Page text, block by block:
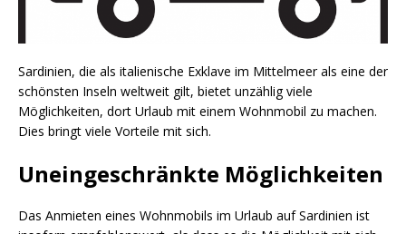
Sardinien, die als italienische Exklave im Mittelmeer als eine der
schönsten Inseln weltweit gilt, bietet unzählig viele
Möglichkeiten, dort Urlaub mit einem Wohnmobil zu machen.
Dies bringt viele Vorteile mit sich.
Uneingeschränkte Möglichkeiten
Das Anmieten eines Wohnmobils im Urlaub auf Sardinien ist